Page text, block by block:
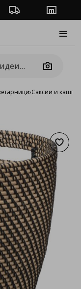
Проследяване на
Camera
›Саксии и кашпи